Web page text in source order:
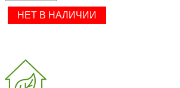
НЕТ В НАЛИЧИИ